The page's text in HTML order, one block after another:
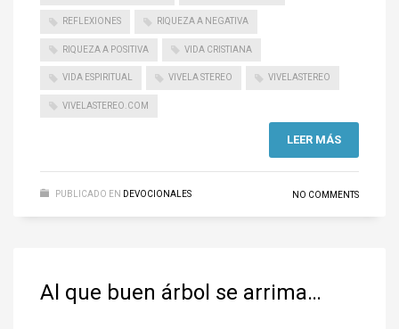
REFLEXIONES RIQUEZA A NEGATIVA
RIQUEZA A POSITIVA VIDA CRISTIANA
VIDA ESPIRITUAL VIVELA STEREO VIVELASTEREO
VIVELASTEREO.COM
LEER MÁS
PUBLICADO EN DEVOCIONALES NO COMMENTS
Al que buen árbol se arrima…